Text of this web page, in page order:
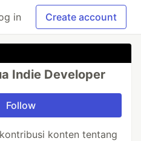
in Create account
Indie Developer
Follow
konten tentang